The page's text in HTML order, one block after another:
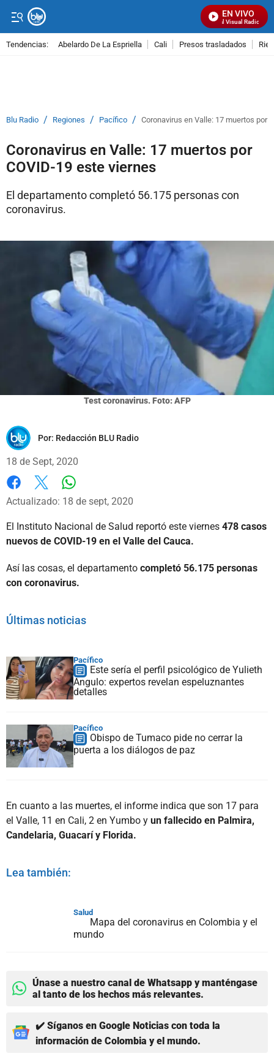
EN VIVO
Señal Visual Radio
Tendencias: Abelardo De La Espriella Cali Presos trasladados
Blu Radio / Regiones / Pacífico / Coronavirus en Valle: 17 muertos por
Coronavirus en Valle: 17 muertos por
COVID-19 este viernes
El departamento completó 56.175 personas con
coronavirus.
Test coronavirus. Foto: AFP
Por: Redacción BLU Radio
18 de Sept, 2020
Facebook
X
Actualizado: 18 de sept, 2020
El Instituto Nacional de Salud reportó este viernes 478 casos
nuevos de COVID-19 en el Valle del Cauca.
Así las cosas, el departamento completó 56.175 personas
con coronavirus.
Últimas noticias
Pacífico
Este sería el perfil psicológico de Yulieth
Angulo: expertos revelan espeluznantes
detalles
Pacífico
Obispo de Tumaco pide no cerrar la
puerta a los diálogos de paz
En cuanto a las muertes, el informe indica que son 17 para
el Valle, 11 en Cali, 2 en Yumbo y un fallecido en Palmira,
Candelaria, Guacarí y Florida.
Lea también:
Salud
Mapa del coronavirus en Colombia y el
mundo
Únase a nuestro canal de Whatsapp y manténgase
al tanto de los hechos más relevantes.
✔️ Síganos en Google Noticias con toda la
información de Colombia y el mundo.